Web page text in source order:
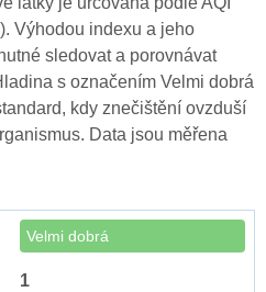
). Výhodou indexu a jeho
sledovat a porovnávat
s označením Velmi dobrá
kdy znečištění ovzduší
Data jsou měřena
Velmi dobrá
1